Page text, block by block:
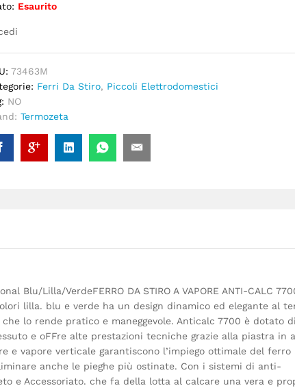
Esaurito
73463M
Ferri Da Stiro, Piccoli Elettrodomestici
NO
Termozeta
Blu/Lilla/VerdeFERRO DA STIRO A VAPORE ANTI-CALC
colori lilla. blu e verde ha un design dinamico ed elegante al
lo rende pratico e maneggevole. Anticalc 7700 è dotato
e oFFre alte prestazioni tecniche grazie alla piastra in
e vapore verticale garantiscono l’impiego ottimale del ferro
anche le pieghe più ostinate. Con i sistemi di anti-
e Accessoriato. che fa della lotta al calcare una vera e